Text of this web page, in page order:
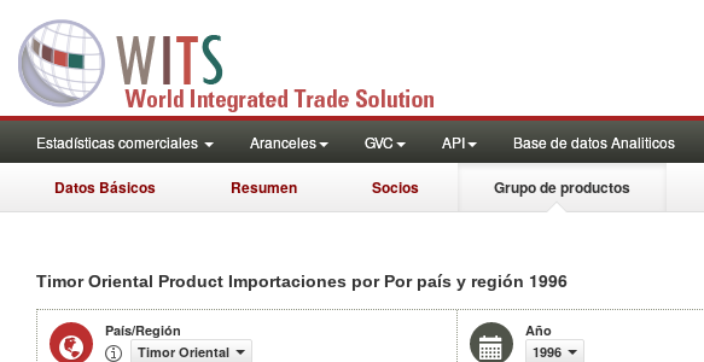
Estadísticas comerciales Aranceles GVC API Base de datos Analiticos
Datos Básicos Resumen Socios Grupo de productos
Timor Oriental Product Importaciones por Por país y región 1996
País/Región
Timor Oriental
Año
1996